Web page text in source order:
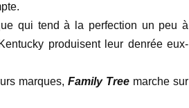
qui tend à la perfection un peu à
produisent leur denrée eux-
marques,Family Tree marche sur